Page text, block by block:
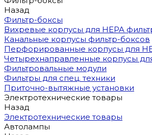
Назад
Фильтр-боксы
Вихревые корпусы для HEPA
Канальные корпусы фильтр-боксов
Перфорированные корпусы для
Четырехнаправленные корпусы
Фильтровальные модули
Фильтры для спец. техники
Приточно-вытяжные установки
Электротехнические товары
Назад
Электротехнические товары
Автолампы